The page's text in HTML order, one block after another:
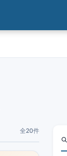
全20件